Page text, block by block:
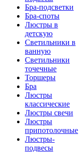
Бра-подсветки
Бра-споты
Люстры в
детскую
Светильники в
ванную
Светильники
точечные
Торшеры
Бра
Люстры
классические
Люстры свечи
Люстры
припотолочные
Люстры-
подвесы